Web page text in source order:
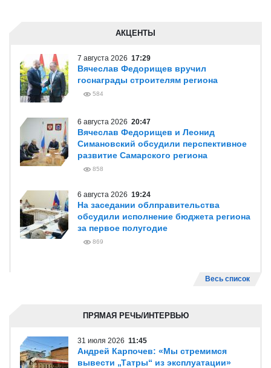
АКЦЕНТЫ
7 августа 2026 17:29
Вячеслав Федорищев вручил
госнаграды строителям региона
584
6 августа 2026 20:47
Вячеслав Федорищев и Леонид
Симановский обсудили перспективное
развитие Самарского региона
858
6 августа 2026 19:24
На заседании облправительства
обсудили исполнение бюджета региона
за первое полугодие
869
Весь список
ПРЯМАЯ РЕЧЬ/ИНТЕРВЬЮ
31 июля 2026 11:45
Андрей Карпочев: «Мы стремимся
вывести „Татры“ из эксплуатации»